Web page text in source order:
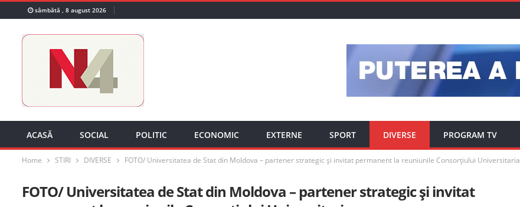
sâmbătă , 8 august 2026
ACASĂ SOCIAL POLITIC ECONOMIC EXTERNE SPORT DIVERSE PROGRAM TV
Home STIRI DIVERSE FOTO/ Universitatea de Stat din Moldova – partener strategic și invitat permanent la reuniunile Consorțiului Universitaria
FOTO/ Universitatea de Stat din Moldova – partener strategic și invitat